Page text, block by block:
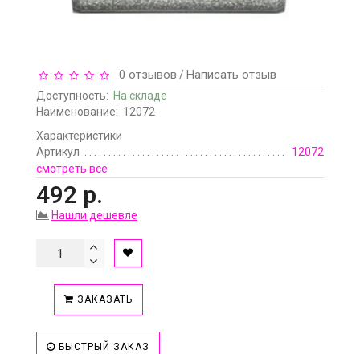
0 отзывов /Написать отзыв
Доступность: На складе
Наименование: 12072
Характеристики
Артикул
12072
смотреть все
492 р.
Нашли дешевле
ЗАКАЗАТЬ
БЫСТРЫЙ ЗАКАЗ